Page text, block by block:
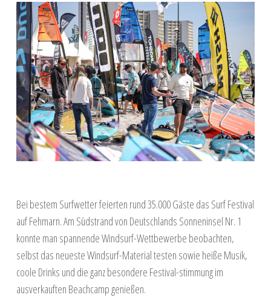
Bei bestem Surfwetter feierten rund 35.000 Gäste das Surf Festival
auf Fehmarn. Am Südstrand von Deutschlands Sonneninsel Nr. 1
konnte man spannende Windsurf-Wettbewerbe beobachten,
selbst das neueste Windsurf-Material testen sowie heiße Musik,
coole Drinks und die ganz besondere Festival-stimmung im
ausverkauften Beachcamp genießen.